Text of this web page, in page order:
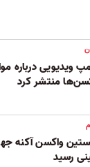
ویدیویی درباره
منتشر کرد
واکسن آکنه
رسید